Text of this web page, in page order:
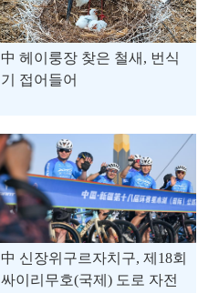
中 헤이룽장 찾은 철새, 번식
기 접어들어
中 신장위구르자치구, 제18회
싸이리무호(국제) 도로 자전